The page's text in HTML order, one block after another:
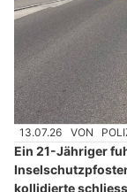
13.07.26 VON
Ein 21-Jähriger
kollidierte